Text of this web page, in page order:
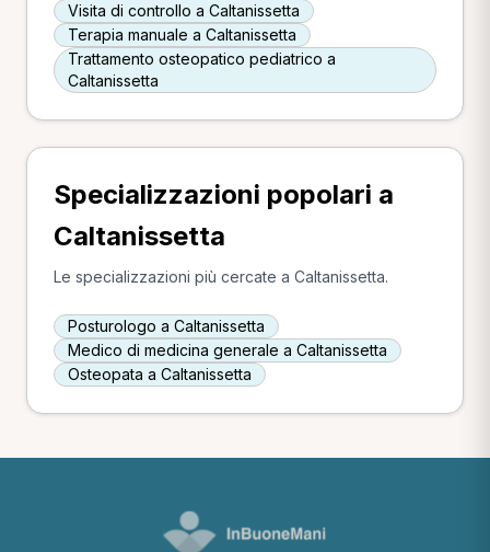
Visita di controllo a Caltanissetta
Terapia manuale a Caltanissetta
Trattamento osteopatico pediatrico a
Caltanissetta
Specializzazioni popolari a
Caltanissetta
Le specializzazioni più cercate a Caltanissetta.
Posturologo a Caltanissetta
Medico di medicina generale a Caltanissetta
Osteopata a Caltanissetta